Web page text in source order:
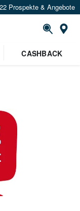
Prospekte & Angebote
CASHBACK